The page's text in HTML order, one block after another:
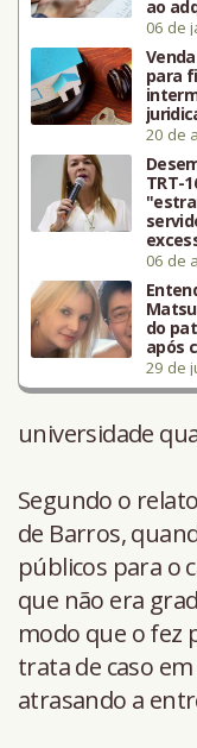
ao
06 de
para
20 de
TRT-
06 de
do
após
29 de
universidade
Segundo o
de Barros,
públicos para o
que não era
modo que o fez
trata de caso
atrasando a